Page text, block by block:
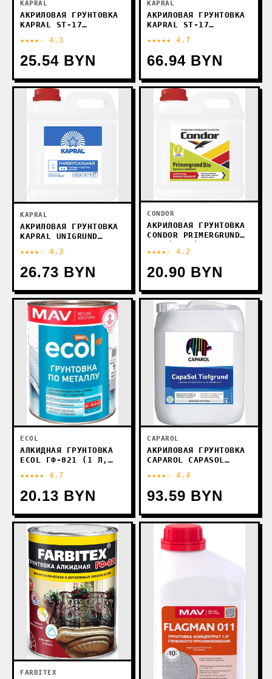
KAPRAL
АКРИЛОВАЯ ГРУНТОВКА
KAPRAL ST-17
(2 Л)
★★★★☆ 4.3
25.54 BYN
KAPRAL
АКРИЛОВАЯ ГРУНТОВКА
KAPRAL ST-17
(10 Л)
★★★★★ 4.7
66.94 BYN
KAPRAL
АКРИЛОВАЯ ГРУНТОВКА
KAPRAL UNIGRUND
★★★★☆ 4.3
26.73 BYN
CONDOR
АКРИЛОВАЯ ГРУНТОВКА
CONDOR PRIMERGRUND
★★★★☆ 4.2
20.90 BYN
ECOL
АЛКИДНАЯ ГРУНТОВКА
ECOL ГФ-021 (1 Л,
★★★★★ 4.7
20.13 BYN
CAPAROL
АКРИЛОВАЯ ГРУНТОВКА
CAPAROL CAPASOL
(10 КГ)
★★★★☆ 4.4
93.59 BYN
FARBITEX